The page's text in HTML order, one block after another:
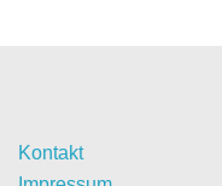
Kontakt